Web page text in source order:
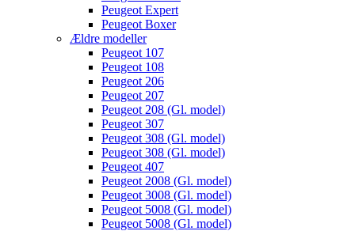
Peugeot Expert
Peugeot Boxer
Ældre modeller
Peugeot 107
Peugeot 108
Peugeot 206
Peugeot 207
Peugeot 208 (Gl. model)
Peugeot 307
Peugeot 308 (Gl. model)
Peugeot 308 (Gl. model)
Peugeot 407
Peugeot 2008 (Gl. model)
Peugeot 3008 (Gl. model)
Peugeot 5008 (Gl. model)
Peugeot 5008 (Gl. model)